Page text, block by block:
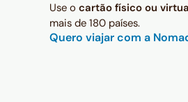
Use o cartão físico ou
mais de 180 países.
Quero viajar com a